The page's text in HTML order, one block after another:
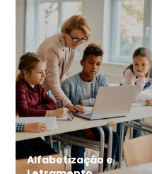
Alfabetização e